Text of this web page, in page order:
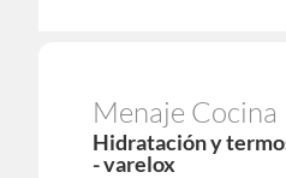
Menaje Cocina
Hidratación y termos para comida
- varelox